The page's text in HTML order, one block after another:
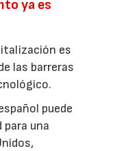
ya es
es
las barreras
puede
para una